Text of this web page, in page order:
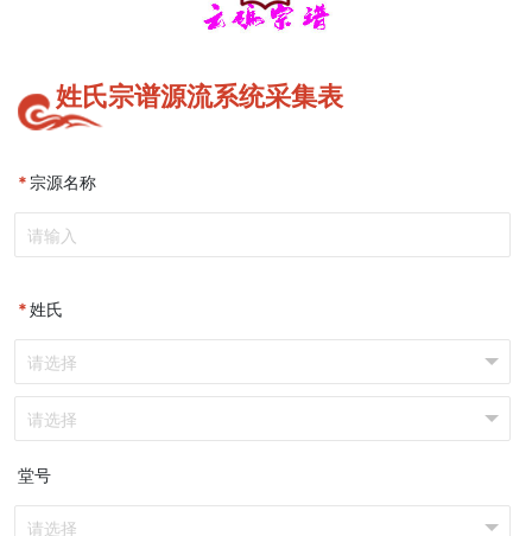
姓氏宗谱源流系统采集表
* 宗源名称
*姓氏
堂号